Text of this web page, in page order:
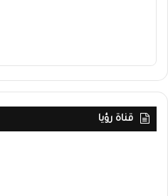
قناة رؤيا